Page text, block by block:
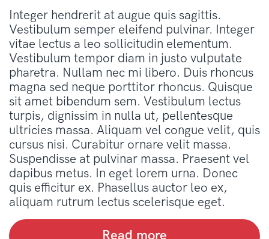
Integer hendrerit at augue quis sagittis.
Vestibulum semper eleifend pulvinar. Integer
vitae lectus a leo sollicitudin elementum.
Vestibulum tempor diam in justo vulputate
pharetra. Nullam nec mi libero. Duis rhoncus
magna sed neque porttitor rhoncus. Quisque
sit amet bibendum sem. Vestibulum lectus
turpis, dignissim in nulla ut, pellentesque
ultricies massa. Aliquam vel congue velit, quis
cursus nisi. Curabitur ornare velit massa.
Suspendisse at pulvinar massa. Praesent vel
dapibus metus. In eget lorem urna. Donec
quis efficitur ex. Phasellus auctor leo ex,
aliquam rutrum lectus scelerisque eget.
Read more